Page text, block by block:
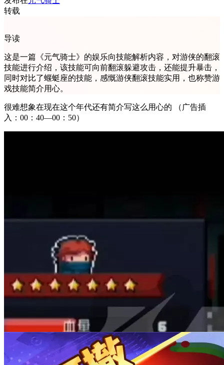
转载
导读
这是一篇《元气骑士》的娱乐向技能解析内容，对游侠的翻滚
技能进行介绍，该技能可向前翻滚躲避攻击，还能提升暴击，
同时对比了蝘蜓座的技能，感慨游侠翻滚技能实用，也称赞游
戏技能简介用心。
很难想象在现在这个年代还有简介写这么用心的 （广告插
入：00：40—00：50）